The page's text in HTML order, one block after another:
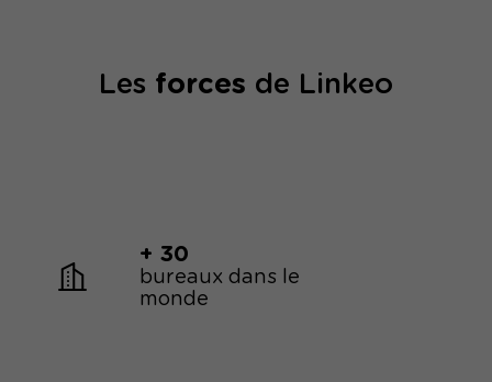
Les forces de Linkeo
+ 30
bureaux dans le
monde